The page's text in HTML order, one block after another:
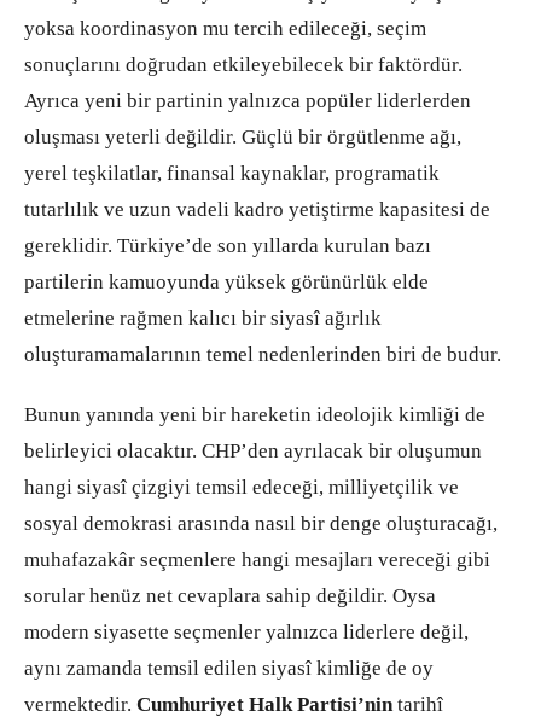
yoksa koordinasyon mu tercih edileceği, seçim
sonuçlarını doğrudan etkileyebilecek bir faktördür.
Ayrıca yeni bir partinin yalnızca popüler liderlerden
oluşması yeterli değildir. Güçlü bir örgütlenme ağı,
yerel teşkilatlar, finansal kaynaklar, programatik
tutarlılık ve uzun vadeli kadro yetiştirme kapasitesi de
gereklidir. Türkiye’de son yıllarda kurulan bazı
partilerin kamuoyunda yüksek görünürlük elde
etmelerine rağmen kalıcı bir siyasî ağırlık
oluşturamamalarının temel nedenlerinden biri de budur.
Bunun yanında yeni bir hareketin ideolojik kimliği de
belirleyici olacaktır. CHP’den ayrılacak bir oluşumun
hangi siyasî çizgiyi temsil edeceği, milliyetçilik ve
sosyal demokrasi arasında nasıl bir denge oluşturacağı,
muhafazakâr seçmenlere hangi mesajları vereceği gibi
sorular henüz net cevaplara sahip değildir. Oysa
modern siyasette seçmenler yalnızca liderlere değil,
aynı zamanda temsil edilen siyasî kimliğe de oy
vermektedir. Cumhuriyet Halk Partisi’nintarihî